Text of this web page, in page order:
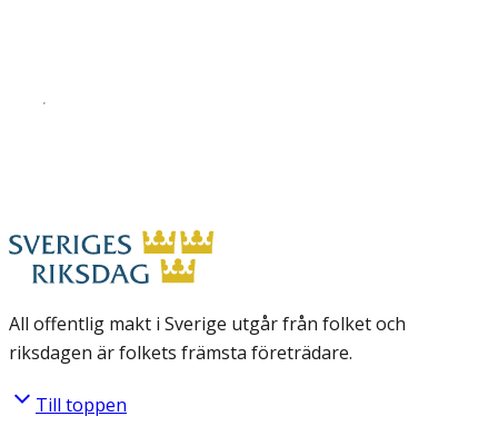
All offentlig makt i Sverige utgår från folket och
riksdagen är folkets främsta företrädare.
Till toppen